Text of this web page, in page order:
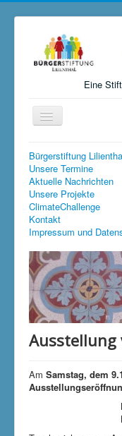
Eine
Navigation
an/aus
Startseite
Aktuelles
Über uns
Mitmachen,
Links
Versteigerungen
Aktuelle Seite:
Ausstellung von
Bürgerstiftung
Unsere Termine
Aktuelle Nachrichten
Unsere Projekte
ClimateChallenge
Kontakt
Impressum und
Ausstellung
Am Samstag, dem